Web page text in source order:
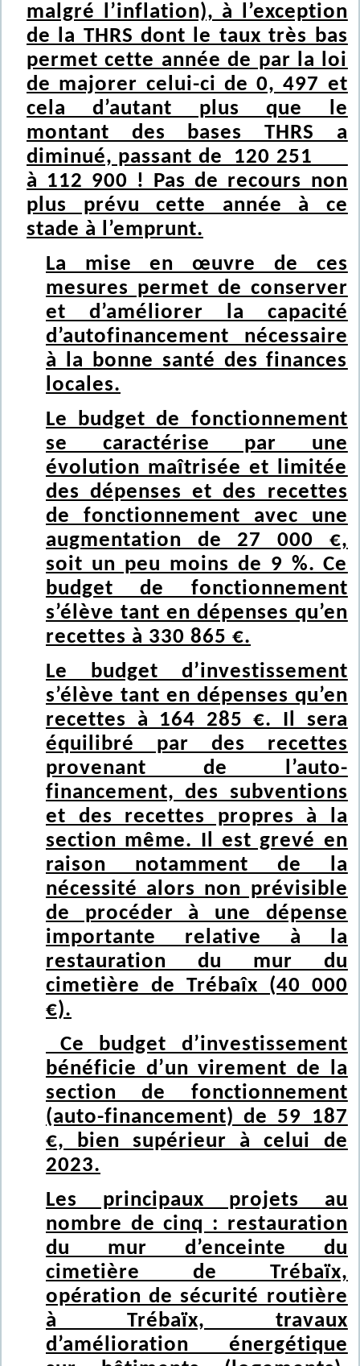
malgré l’inflation), à l’exception
de la THRS dont le taux très bas
permet cette année de par la loi
de majorer celui-ci de 0, 497 et
cela d’autant plus que le
montant des bases THRS a
diminué, passant de 120 251
à 112 900 ! Pas de recours non
plus prévu cette année à ce
stade à l’emprunt.
La mise en œuvre de ces
mesures permet de conserver
et d’améliorer la capacité
d’autofinancement nécessaire
à la bonne santé des finances
locales.
Le budget de fonctionnement
se caractérise par une
évolution maîtrisée et limitée
des dépenses et des recettes
de fonctionnement avec une
augmentation de 27 000 €,
soit un peu moins de 9 %. Ce
budget de fonctionnement
s’élève tant en dépenses qu’en
recettes à 330 865 €.
Le budget d’investissement
s’élève tant en dépenses qu’en
recettes à 164 285 €. Il sera
équilibré par des recettes
provenant de l’auto-
financement, des subventions
et des recettes propres à la
section même. Il est grevé en
raison notamment de la
nécessité alors non prévisible
de procéder à une dépense
importante relative à la
restauration du mur du
cimetière de Trébaîx (40 000
€).
Ce budget d’investissement
bénéficie d’un virement de la
section de fonctionnement
(auto-financement) de 59 187
€, bien supérieur à celui de
2023.
Les principaux projets au
nombre de cinq : restauration
du mur d’enceinte du
cimetière de Trébaïx,
opération de sécurité routière
à Trébaïx, travaux
d’amélioration énergétique